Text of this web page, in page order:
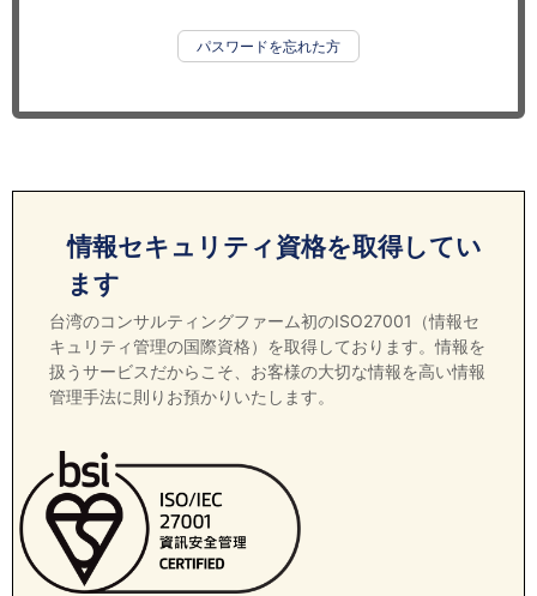
パスワードを忘れた方
情報セキュリティ資格を取得してい
ます
台湾のコンサルティングファーム初のISO27001（情報セ
キュリティ管理の国際資格）を取得しております。情報を
扱うサービスだからこそ、お客様の大切な情報を高い情報
管理手法に則りお預かりいたします。